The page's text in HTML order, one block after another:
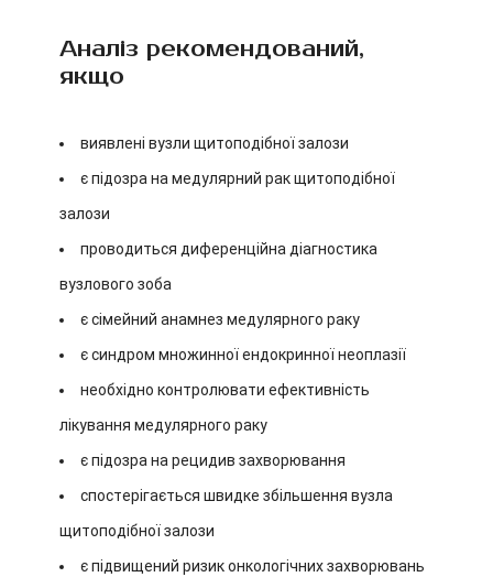
Аналіз рекомендований,
якщо
виявлені вузли щитоподібної залози
є підозра на медулярний рак щитоподібної
залози
проводиться диференційна діагностика
вузлового зоба
є сімейний анамнез медулярного раку
є синдром множинної ендокринної неоплазії
необхідно контролювати ефективність
лікування медулярного раку
є підозра на рецидив захворювання
спостерігається швидке збільшення вузла
щитоподібної залози
є підвищений ризик онкологічних захворювань